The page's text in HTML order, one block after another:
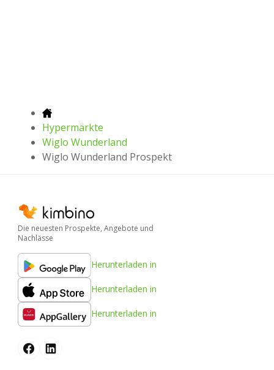
Hypermärkte
Wiglo Wunderland
Wiglo Wunderland Prospekt
Die neuesten Prospekte, Angebote und
Nachlässe
Herunterladen in
Herunterladen in
Herunterladen in